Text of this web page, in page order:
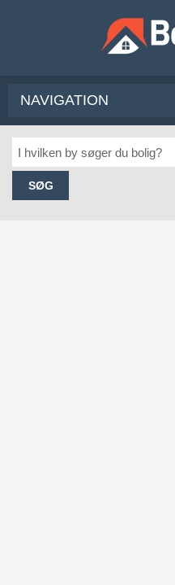
NAVIGATION
SØG